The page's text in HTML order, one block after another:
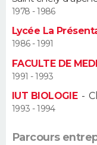
VOYAGE
BONS PLANS
CARTE DE VOEUX
1978 - 1986
Lycée La
1986 - 1991
FACULTE DE
1991 - 1993
IUT BIOLOGIE-
1993 - 1994
Parcours